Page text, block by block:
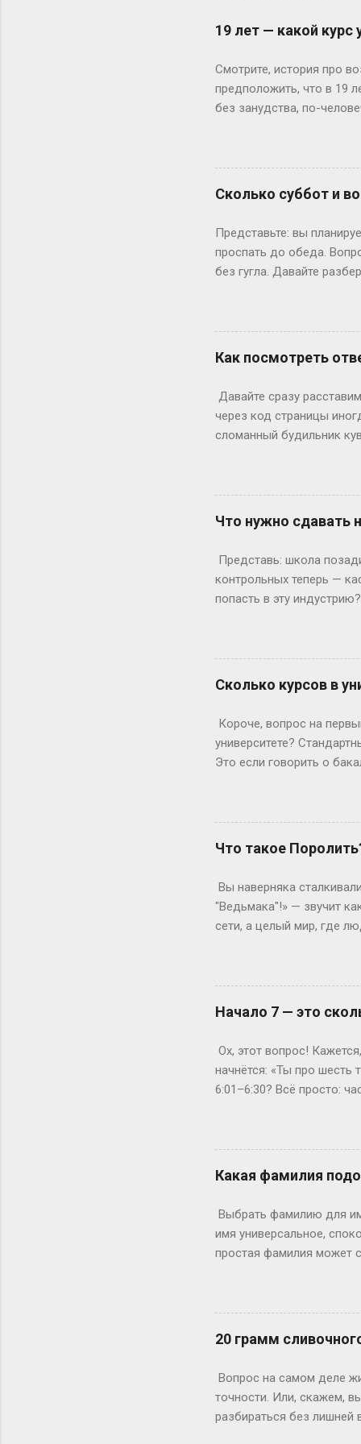
19 лет — какой курс
Смотрите, история про
предположить, что в 19
без занудства, по-
не туда. Вот Сергей из
одноклассники уже на
штурмует лекции по
школе — представьте,
вносит коррективы.
Сколько суббот и
Представьте: вы
проспать до обеда.
без гугла. Давайте
остатке. То есть
лишний день?» Всё
понедельник, то
366 дней делим на 7 —
Выходных будет по 53. Но
Как посмотреть
Давайте сразу
через код страницы
сломанный будильник
страницы
ключевое «однако»,
инспектор. Где же тогда
Раньше, в эпоху
Данные теперь
рамка для картины. Саму
Что нужно сдавать
Представь: школа
контрольных теперь —
попасть в эту
а закончила 9 классов.
позволяет бегать по
формальности.
быть высокой, худой и
весишь 55 кг — окей, но
Сколько курсов в
Короче, вопрос на
университете?
Это если говорить о
человечески. Классика
Сколько он будет
второй – уже с опытом,
стандартная программа
будущие врачи,
Что такое
Вы наверняка
"Ведьмака"!» — звучит
сети, а целый мир, где
ролевая кухня Слово
ролевиков. Если раньше
они перекочевали в
когда даже
постороннего), нужно
Начало 7 — это
Ох, этот вопрос!
начнётся: «Ты про шесть
6:01–6:30? Всё просто:
седьмого», а вы уже с
Кто-то считает началом
прошли, а первые кадры
«в начале седьмого», а
опоздал!» Пример из
6:15 — чтобы успеть на ...
Какая фамилия
Выбрать фамилию для
имя универсальное,
простая фамилия может
подводит. Возьмем, к
Надежно, понятно,
или Паркер. Они
А что насчет
Джейн Карпентер
характеру глубины. Или
20 грамм
Вопрос на самом деле
точности. Или, скажем,
разбираться без